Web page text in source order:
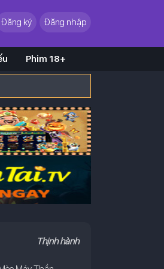
Đăng ký Đăng nhập
Phim 18+
Thịnh hành